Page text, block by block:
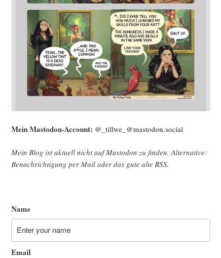
Mein Mast­o­don-Account: @_tillwe_@mastodon.social
Mein Blog ist aktu­ell nicht auf Mast­o­don zu fin­den. Alter­na­ti­ve:
Benach­rich­ti­gung per Mail oder das gute alte RSS.
Name
Email